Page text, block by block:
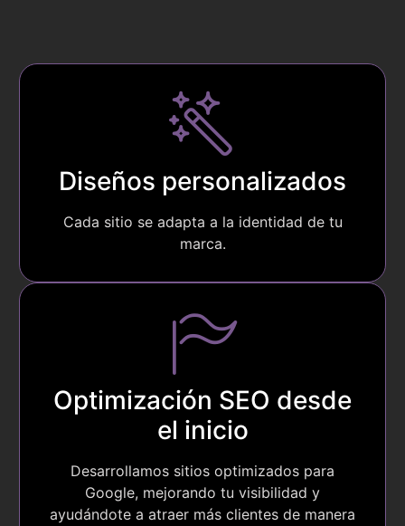
Diseños personalizados
Cada sitio se adapta a la identidad de tu
marca.
Optimización SEO desde
el inicio
Desarrollamos sitios optimizados para
Google, mejorando tu visibilidad y
ayudándote a atraer más clientes de manera